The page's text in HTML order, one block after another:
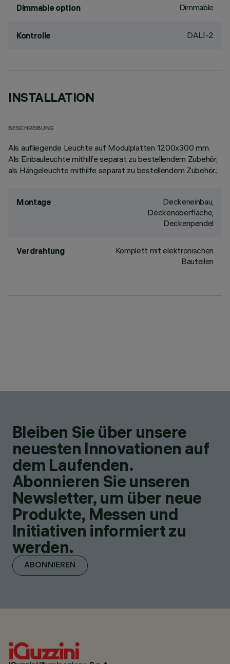
Dimmable option Dimmable
Kontrolle DALI-2
INSTALLATION
BESCHREIBUNG
Als aufliegende Leuchte auf Modulplatten 1200x300 mm.
Als Einbauleuchte mithilfe separat zu bestellendem Zubehör,
als Hängeleuchte mithilfe separat zu bestellendem Zubehör.;
Montage
Deckeneinbau,
Deckenoberfläche,
Deckenpendel
Verdrahtung
Komplett mit elektronischen
Bauteilen
Bleiben Sie über unsere
neuesten Innovationen auf
dem Laufenden.
Abonnieren Sie unseren
Newsletter, um über neue
Produkte, Messen und
Initiativen informiert zu
werden.
ABONNIEREN